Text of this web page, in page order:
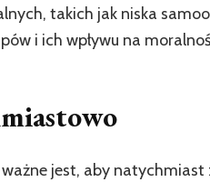
takich jak niska
i ich wpływu na
ważne jest, aby